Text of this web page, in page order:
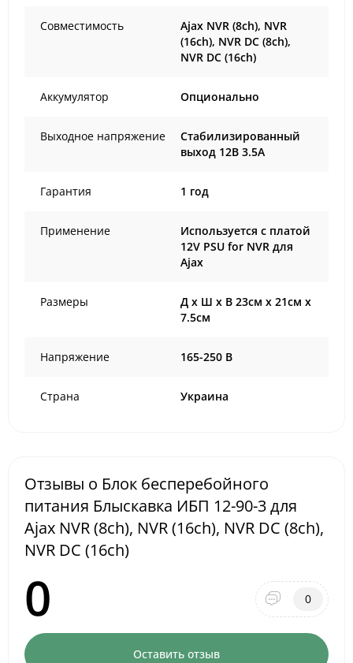
Совместимость
Ajax NVR (8ch), NVR
(16ch), NVR DC (8ch),
NVR DC (16ch)
Аккумулятор Опционально
Выходное напряжение
Стабилизированный
выход 12В 3.5А
Гарантия 1 год
Применение
Используется с платой
12V PSU for NVR для
Ajax
Размеры
Д х Ш х В 23см х 21см х
7.5см
Напряжение 165-250 В
Страна Украина
Отзывы о Блок бесперебойного
питания Блыскавка ИБП 12-90-3 для
Ajax NVR (8ch), NVR (16ch), NVR DC (8ch),
NVR DC (16ch)
0 0
Оставить отзыв